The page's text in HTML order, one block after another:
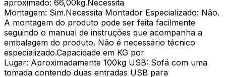
aproximado: 66,00kg.Necessita
Montagem: Sim.Necessita Montador Especializado: Não.
A montagem do produto pode ser feita facilmente
seguindo o manual de instruções que acompanha a
embalagem do produto. Não é necessário técnico
especializado.Capacidade em KG por
Lugar: Aproximadamente 100kg USB: Sofá com uma
tomada contendo duas entradas USB para